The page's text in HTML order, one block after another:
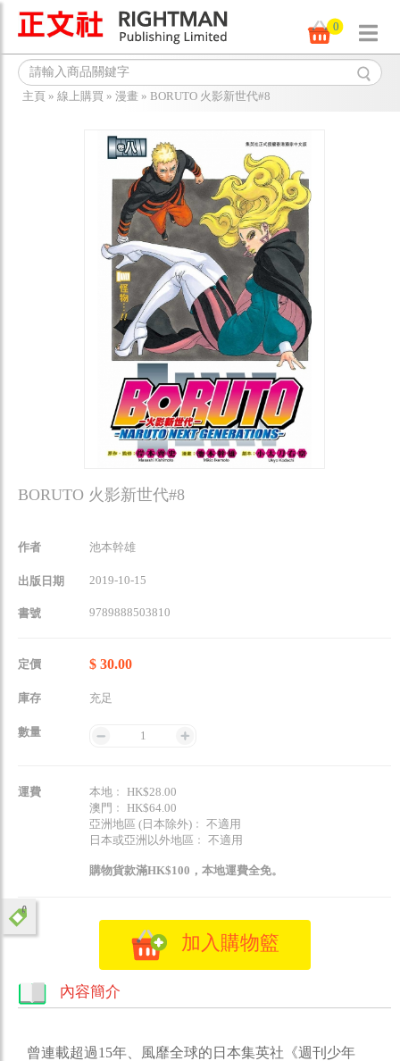
0
主頁 » 線上購買 » 漫畫 » BORUTO 火影新世代#8
BORUTO 火影新世代#8
作者 池本幹雄
出版日期 2019-10-15
書號 9789888503810
定價 $ 30.00
庫存 充足
數量 1
運費
本地﹕ HK$28.00
澳門﹕ HK$64.00
亞洲地區 (日本除外)﹕ 不適用
日本或亞洲以外地區﹕ 不適用
購物貨款滿HK$100，本地運費全免。
加入購物籃
內容簡介
曾連載超過15年、風靡全球的日本集英社《週刊少年